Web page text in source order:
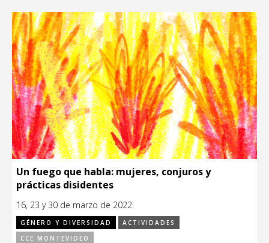
Un fuego que habla: mujeres, conjuros y
prácticas disidentes
16, 23 y 30 de marzo de 2022.
GÉNERO Y DIVERSIDAD
ACTIVIDADES
CCE MONTEVIDEO